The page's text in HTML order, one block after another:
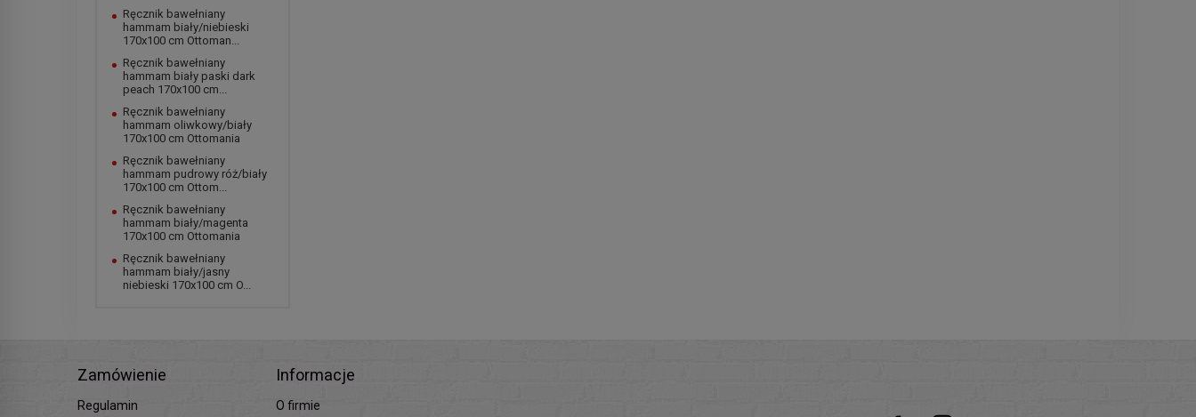
Ręcznik bawełniany
hammam biały/niebieski
170x100 cm Ottoman...
Ręcznik bawełniany
hammam biały paski dark
peach 170x100 cm...
Ręcznik bawełniany
hammam oliwkowy/biały
170x100 cm Ottomania
Ręcznik bawełniany
hammam pudrowy róż/biały
170x100 cm Ottom...
Ręcznik bawełniany
hammam biały/magenta
170x100 cm Ottomania
Ręcznik bawełniany
hammam biały/jasny
niebieski 170x100 cm O...
Zamówienie
Regulamin
Informacje
O firmie